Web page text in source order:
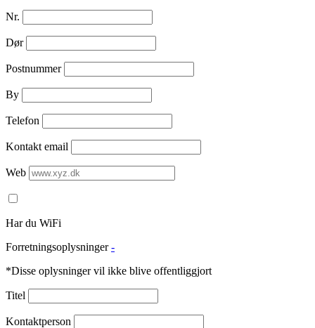
Nr.
Dør
Postnummer
By
Telefon
Kontakt email
Web
Har du WiFi
Forretningsoplysninger -
*Disse oplysninger vil ikke blive offentliggjort
Titel
Kontaktperson